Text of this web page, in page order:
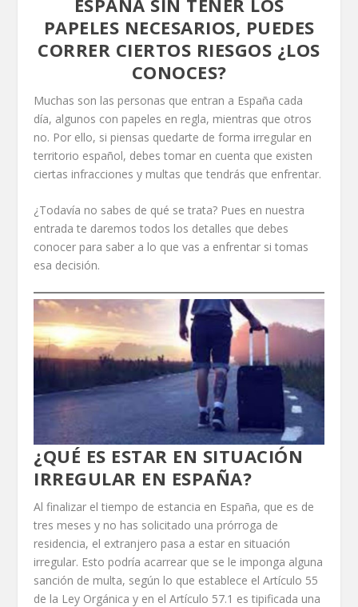
PAPELES NECESARIOS, PUEDES
CORRER CIERTOS RIESGOS ¿LOS
CONOCES?
Muchas son las personas que entran a España cada
día, algunos con papeles en regla, mientras que otros
no. Por ello, si piensas quedarte de forma irregular en
territorio español, debes tomar en cuenta que existen
ciertas infracciones y multas que tendrás que enfrentar.
¿Todavía no sabes de qué se trata? Pues en nuestra
entrada te daremos todos los detalles que debes
conocer para saber a lo que vas a enfrentar si tomas
esa decisión.
¿QUÉ ES ESTAR EN SITUACIÓN
IRREGULAR EN ESPAÑA?
Al finalizar el tiempo de estancia en España, que es de
tres meses y no has solicitado una prórroga de
residencia, el extranjero pasa a estar en situación
irregular. Esto podría acarrear que se le imponga alguna
sanción de multa, según lo que establece el Artículo 55
de la Ley Orgánica y en el Artículo 57.1 es tipificada una